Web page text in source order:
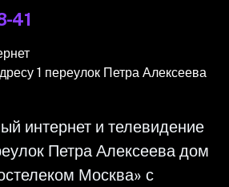
41
1 переулок Петра Алексеева
интернет и телевидение
Петра Алексеева дом
Москва» с